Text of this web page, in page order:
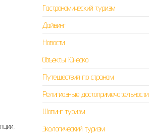
Гастрономический туризм
Дайвинг
Новости
Объекты Юнеско
Путешествия по странам
Религиозные достопримечательности
Шопинг туризм
Экологический туризм